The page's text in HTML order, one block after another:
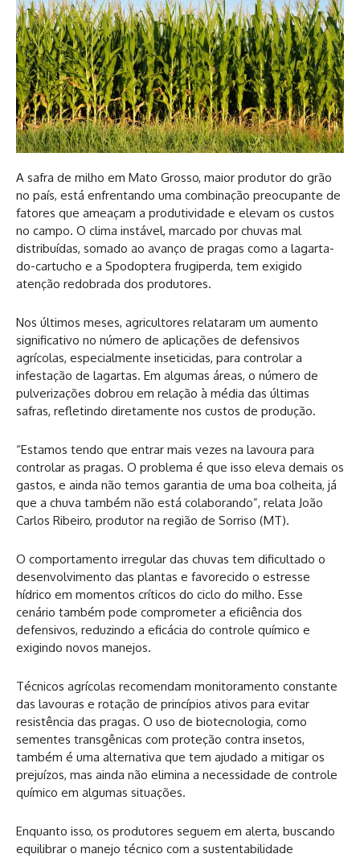
A safra de milho em Mato Grosso, maior produtor do grão
no país, está enfrentando uma combinação preocupante de
fatores que ameaçam a produtividade e elevam os custos
no campo. O clima instável, marcado por chuvas mal
distribuídas, somado ao avanço de pragas como a lagarta-
do-cartucho e a Spodoptera frugiperda, tem exigido
atenção redobrada dos produtores.
Nos últimos meses, agricultores relataram um aumento
significativo no número de aplicações de defensivos
agrícolas, especialmente inseticidas, para controlar a
infestação de lagartas. Em algumas áreas, o número de
pulverizações dobrou em relação à média das últimas
safras, refletindo diretamente nos custos de produção.
“Estamos tendo que entrar mais vezes na lavoura para
controlar as pragas. O problema é que isso eleva demais os
gastos, e ainda não temos garantia de uma boa colheita, já
que a chuva também não está colaborando”, relata João
Carlos Ribeiro, produtor na região de Sorriso (MT).
O comportamento irregular das chuvas tem dificultado o
desenvolvimento das plantas e favorecido o estresse
hídrico em momentos críticos do ciclo do milho. Esse
cenário também pode comprometer a eficiência dos
defensivos, reduzindo a eficácia do controle químico e
exigindo novos manejos.
Técnicos agrícolas recomendam monitoramento constante
das lavouras e rotação de princípios ativos para evitar
resistência das pragas. O uso de biotecnologia, como
sementes transgênicas com proteção contra insetos,
também é uma alternativa que tem ajudado a mitigar os
prejuízos, mas ainda não elimina a necessidade de controle
químico em algumas situações.
Enquanto isso, os produtores seguem em alerta, buscando
equilibrar o manejo técnico com a sustentabilidade